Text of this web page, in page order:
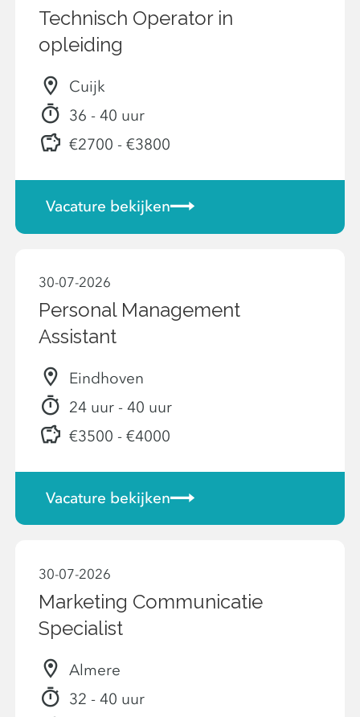
Technisch Operator in
opleiding
Cuijk
36 - 40 uur
€2700 - €3800
Vacature bekijken
30-07-2026
Personal Management
Assistant
Eindhoven
24 uur - 40 uur
€3500 - €4000
Vacature bekijken
30-07-2026
Marketing Communicatie
Specialist
Almere
32 - 40 uur